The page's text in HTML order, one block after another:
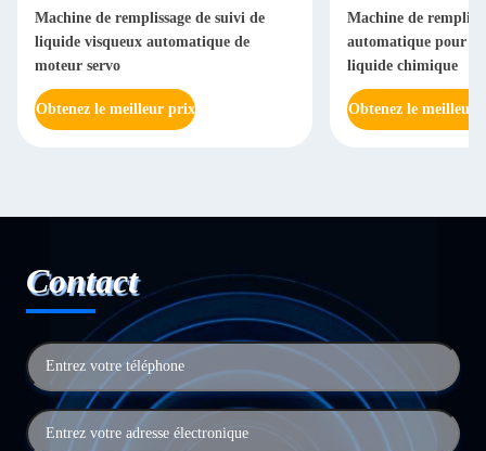
Machine de remplissage de suivi de
liquide visqueux automatique de
moteur servo
Obtenez le meilleur prix
Machine de
automatique pour
liquide chimique
Obtenez le meilleur
Contact